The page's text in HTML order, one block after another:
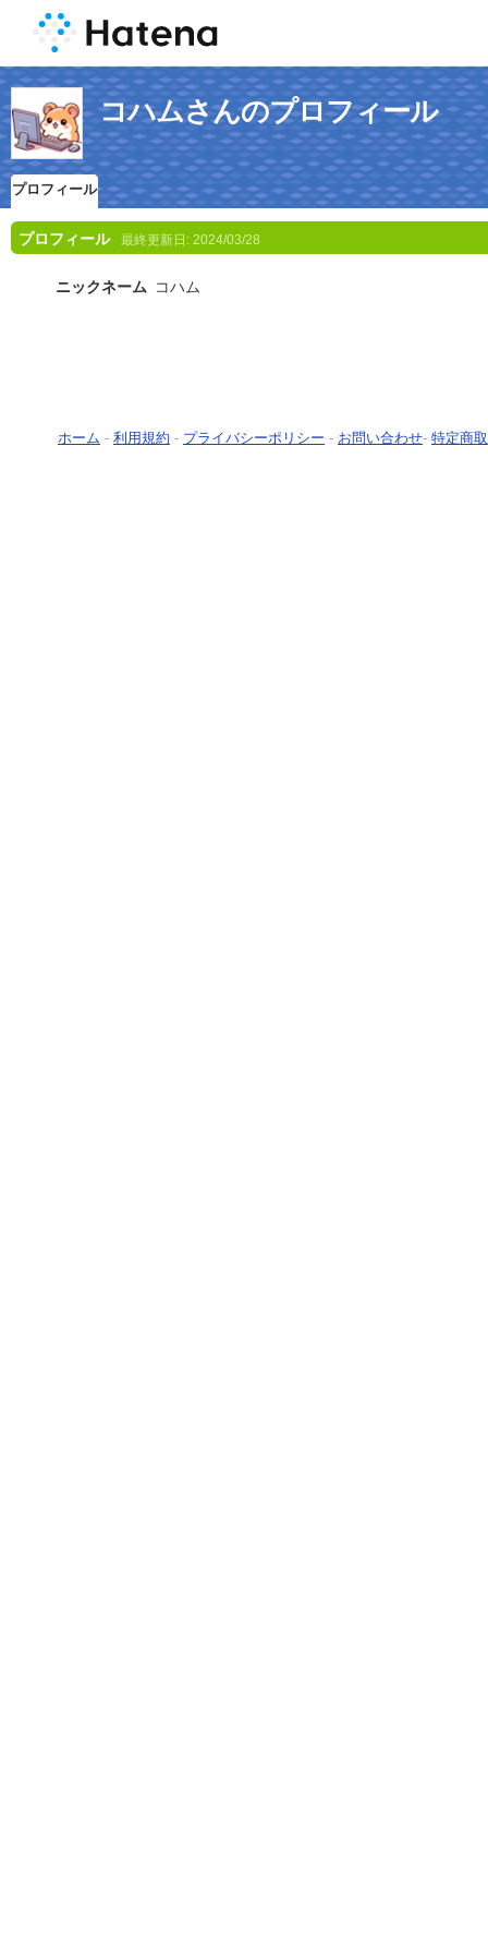
コハムさんのプロフィール
プロフィール
プロフィール 最終更新日: 2024/03/28
ニックネーム コハム
ホーム - 利用規約 - プライバシーポリシー - お問い合わせ- 特定商